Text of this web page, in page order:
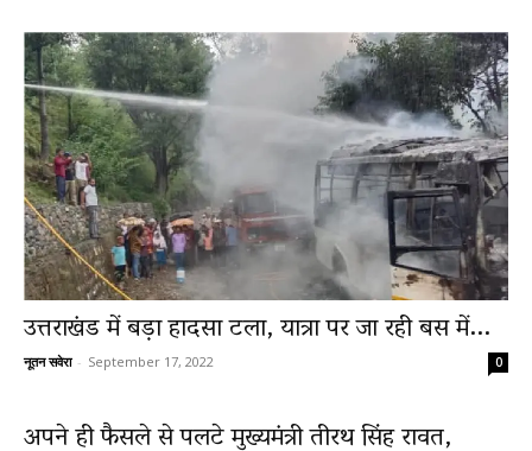
उत्तराखंड में बड़ा हादसा टला, यात्रा पर जा रही बस में...
नूतन सवेरा - September 17, 2022 0
अपने ही फैसले से पलटे मुख्यमंत्री तीरथ सिंह रावत,